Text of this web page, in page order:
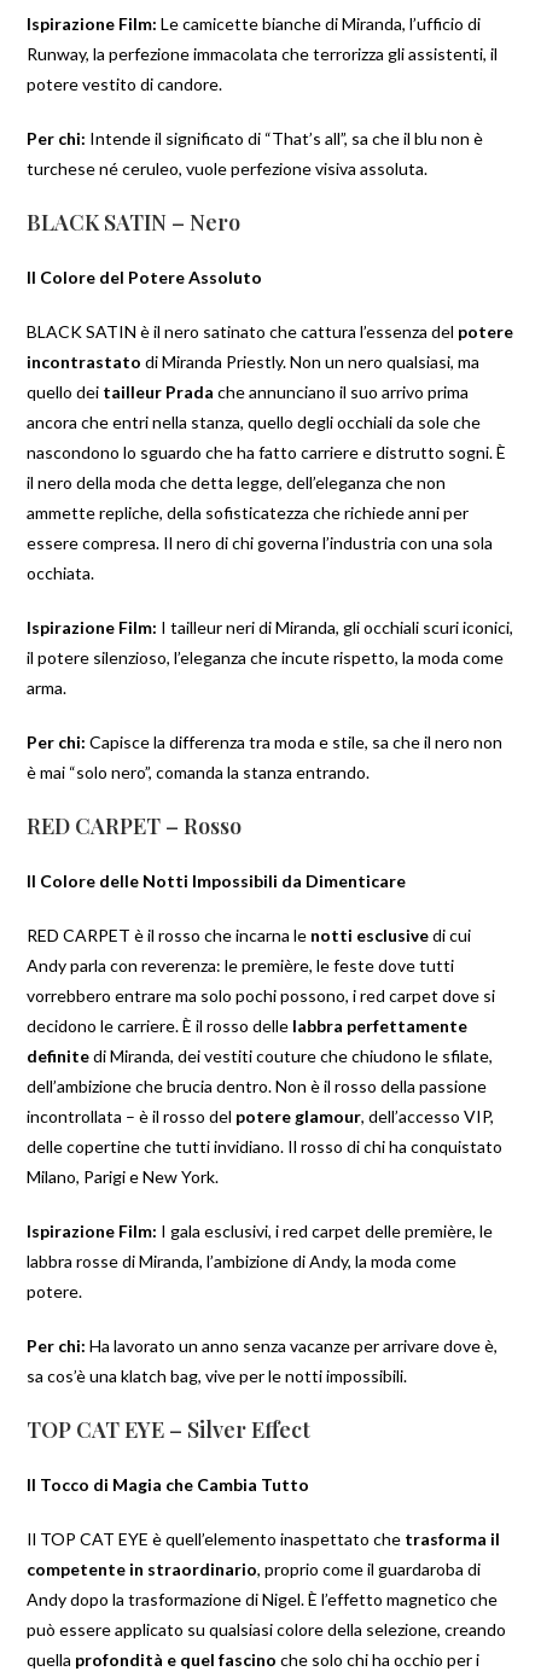
Ispirazione Film: Le camicette bianche di Miranda, l’ufficio di
Runway, la perfezione immacolata che terrorizza gli assistenti, il
potere vestito di candore.
Per chi: Intende il significato di “That’s all”, sa che il blu non è
turchese né ceruleo, vuole perfezione visiva assoluta.
BLACK SATIN – Nero
Il Colore del Potere Assoluto
BLACK SATIN è il nero satinato che cattura l’essenza del potere
incontrastato di Miranda Priestly. Non un nero qualsiasi, ma
quello dei tailleur Prada che annunciano il suo arrivo prima
ancora che entri nella stanza, quello degli occhiali da sole che
nascondono lo sguardo che ha fatto carriere e distrutto sogni. È
il nero della moda che detta legge, dell’eleganza che non
ammette repliche, della sofisticatezza che richiede anni per
essere compresa. Il nero di chi governa l’industria con una sola
occhiata.
Ispirazione Film: I tailleur neri di Miranda, gli occhiali scuri iconici,
il potere silenzioso, l’eleganza che incute rispetto, la moda come
arma.
Per chi: Capisce la differenza tra moda e stile, sa che il nero non
è mai “solo nero”, comanda la stanza entrando.
RED CARPET – Rosso
Il Colore delle Notti Impossibili da Dimenticare
RED CARPET è il rosso che incarna le notti esclusivedi cui
Andy parla con reverenza: le première, le feste dove tutti
vorrebbero entrare ma solo pochi possono, i red carpet dove si
decidono le carriere. È il rosso delle labbra perfettamente
definitedi Miranda, dei vestiti couture che chiudono le sfilate,
dell’ambizione che brucia dentro. Non è il rosso della passione
incontrollata – è il rosso del potere glamour, dell’accesso VIP,
delle copertine che tutti invidiano. Il rosso di chi ha conquistato
Milano, Parigi e New York.
Ispirazione Film: I gala esclusivi, i red carpet delle première, le
labbra rosse di Miranda, l’ambizione di Andy, la moda come
potere.
Per chi: Ha lavorato un anno senza vacanze per arrivare dove è,
sa cos’è una klatch bag, vive per le notti impossibili.
TOP CAT EYE – Silver Effect
Il Tocco di Magia che Cambia Tutto
Il TOP CAT EYE è quell’elemento inaspettato che trasforma il
competente in straordinario, proprio come il guardaroba di
Andy dopo la trasformazione di Nigel. È l’effetto magnetico che
può essere applicato su qualsiasi colore della selezione, creando
quella profondità e quel fascino che solo chi ha occhio per i